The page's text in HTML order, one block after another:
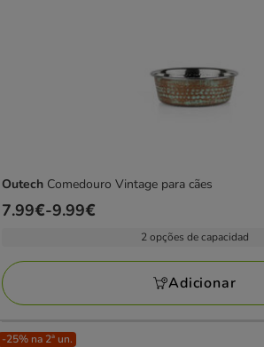
Outech Comedouro Vintage para cães
Preço
a
9.99€
7.99€-9.99€
2 opções de capacidad
Adicionar
-25% na 2ª un.